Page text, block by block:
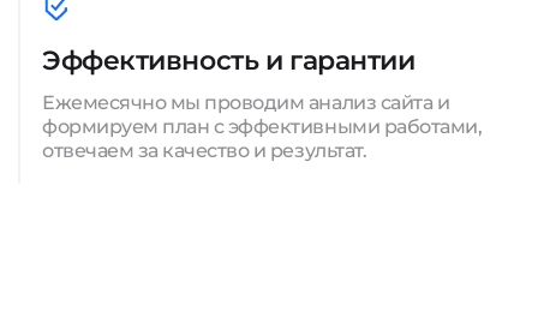
Эффективность и гарантии
Ежемесячно мы проводим анализ сайта и
формируем план с эффективными работами,
отвечаем за качество и результат.